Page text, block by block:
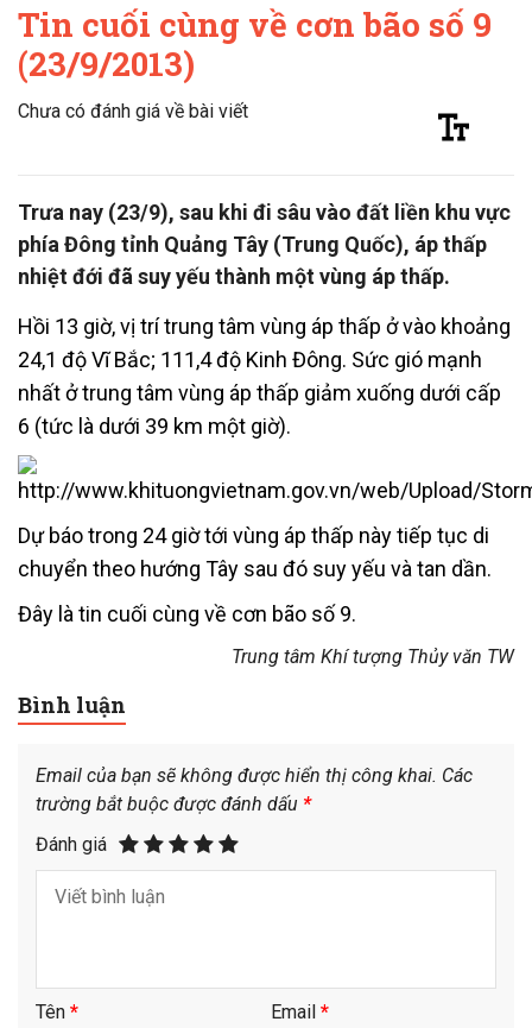
Tin cuối cùng về cơn bão số 9
(23/9/2013)
Chưa có đánh giá về bài viết
Trưa nay (23/9), sau khi đi sâu vào đất liền khu vực
phía Đông tỉnh Quảng Tây (Trung Quốc), áp thấp
nhiệt đới đã suy yếu thành một vùng áp thấp.
Hồi 13 giờ, vị trí trung tâm vùng áp thấp ở vào khoảng
24,1 độ Vĩ Bắc; 111,4 độ Kinh Đông. Sức gió mạnh
nhất ở trung tâm vùng áp thấp giảm xuống dưới cấp
6 (tức là dưới 39 km một giờ).
Dự báo trong 24 giờ tới vùng áp thấp này tiếp tục di
chuyển theo hướng Tây sau đó suy yếu và tan dần.
Đây là tin cuối cùng về cơn bão số 9.
Trung tâm Khí tượng Thủy văn TW
Bình luận
Email của bạn sẽ không được hiển thị công khai. Các
trường bắt buộc được đánh dấu *
Đánh giá
Tên * Email *